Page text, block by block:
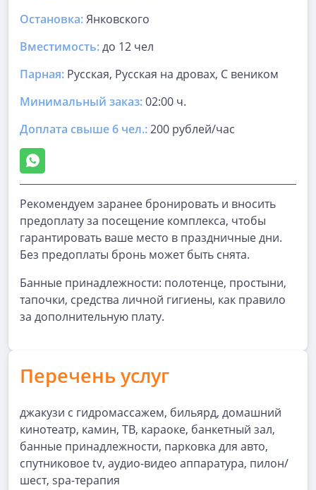
Остановка:Янковского
Вместимость:до 12 чел
Парная: Русская, Русская на дровах, С веником
Минимальный заказ:02:00 ч.
Доплата свыше 6 чел.:200 рублей/час
Рекомендуем заранее бронировать и вносить
предоплату за посещение комплекса, чтобы
гарантировать ваше место в праздничные дни.
Без предоплаты бронь может быть снята.
Банные принадлежности: полотенце, простыни,
тапочки, средства личной гигиены, как правило
за дополнительную плату.
Перечень услуг
джакузи с гидромассажем, бильярд, домашний
кинотеатр, камин, ТВ, караоке, банкетный зал,
банные принадлежности, парковка для авто,
спутниковое tv, аудио-видео аппаратура, пилон/
шест, spa-терапия